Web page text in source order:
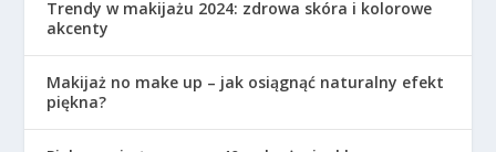
Trendy w makijażu 2024: zdrowa skóra i kolorowe
akcenty
Makijaż no make up – jak osiągnąć naturalny efekt
piękna?